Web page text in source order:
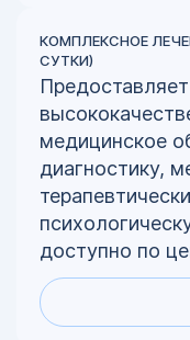
КОМПЛЕКСНОЕ
СУТКИ)
медицинское
диагностику,
доступно по